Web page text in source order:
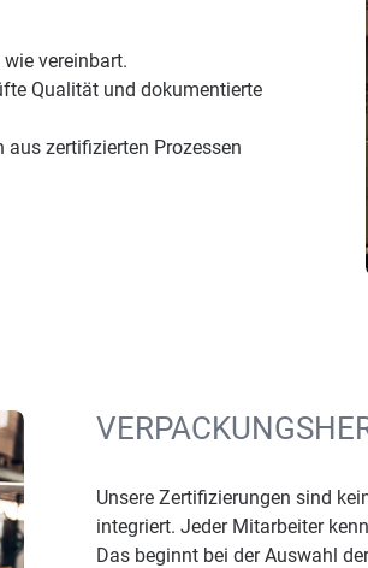
vereinbart.
Qualität und dokumentierte
aus zertifizierten Prozessen
Unsere Zertifizierungen sind
integriert. Jeder Mitarbeiter
Das beginnt bei der Auswahl